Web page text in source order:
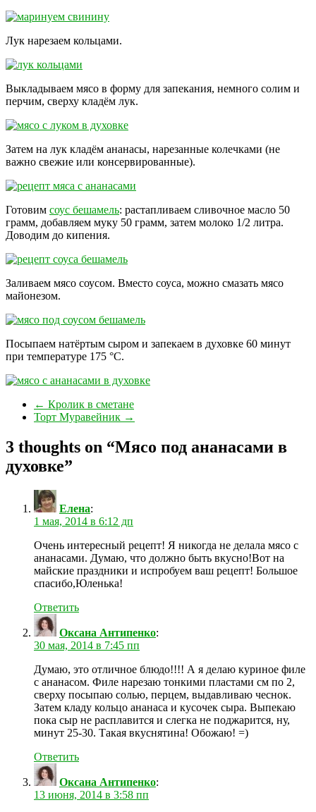
Лук нарезаем кольцами.
Выкладываем мясо в форму для запекания, немного солим и
перчим, сверху кладём лук.
Затем на лук кладём ананасы, нарезанные колечками (не
важно свежие или консервированные).
Готовим соус бешамель: растапливаем сливочное масло 50
грамм, добавляем муку 50 грамм, затем молоко 1/2 литра.
Доводим до кипения.
Заливаем мясо соусом. Вместо соуса, можно смазать мясо
майонезом.
Посыпаем натёртым сыром и запекаем в духовке 60 минут
при температуре 175 °C.
← Кролик в сметане
Торт Муравейник →
3 thoughts on “Мясо под ананасами в
духовке”
Елена:
1 мая, 2014 в 6:12 дп
Очень интересный рецепт! Я никогда не делала мясо с
ананасами. Думаю, что должно быть вкусно!Вот на
майские праздники и испробуем ваш рецепт! Большое
спасибо,Юленька!
Ответить
Оксана Антипенко:
30 мая, 2014 в 7:45 пп
Думаю, это отличное блюдо!!!! А я делаю куриное филе
с ананасом. Филе нарезаю тонкими пластами см по 2,
сверху посыпаю солью, перцем, выдавливаю чеснок.
Затем кладу кольцо ананаса и кусочек сыра. Выпекаю
пока сыр не расплавится и слегка не поджарится, ну,
минут 25-30. Такая вкуснятина! Обожаю! =)
Ответить
Оксана Антипенко:
13 июня, 2014 в 3:58 пп